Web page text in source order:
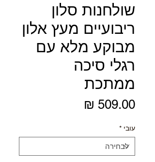
שולחנות סלון
ריבועיים מעץ אלון
מבוקע מלא עם
רגלי סיכה
ממתכת
עובי *